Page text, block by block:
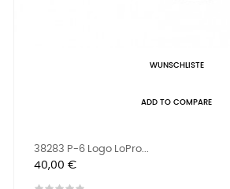
WUNSCHLISTE
ADD TO COMPARE
38283 P-6 Logo LoPro...
Preis
40,00 €